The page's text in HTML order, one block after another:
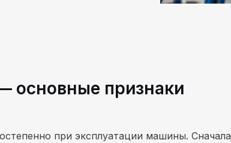
основные признаки
при эксплуатации машины. Сначала